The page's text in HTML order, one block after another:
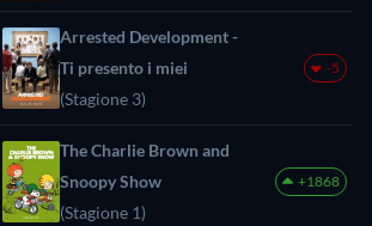
Arrested Development -
Ti presento i miei
(Stagione 3)
-5
The Charlie Brown and
Snoopy Show
(Stagione 1)
+1868